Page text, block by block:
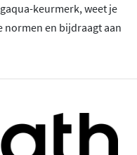
keurmerk, weet je
normen en bijdraagt aan